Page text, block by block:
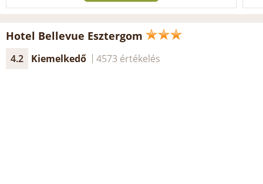
Hotel Bellevue Esztergom
4.2 Kiemelkedő 4573 értékelés